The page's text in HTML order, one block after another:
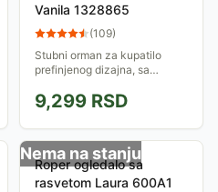
Vanila 1328865
(109)
Stubni orman za kupatilo
prefinjenog dizajna, sa
kojih se nalazi fioka. Postoji
mogućnost kačenja ormana
na zid ili...
9,299 RSD
Nema na stanju
Roper ogledalo sa
rasvetom Laura 600A1